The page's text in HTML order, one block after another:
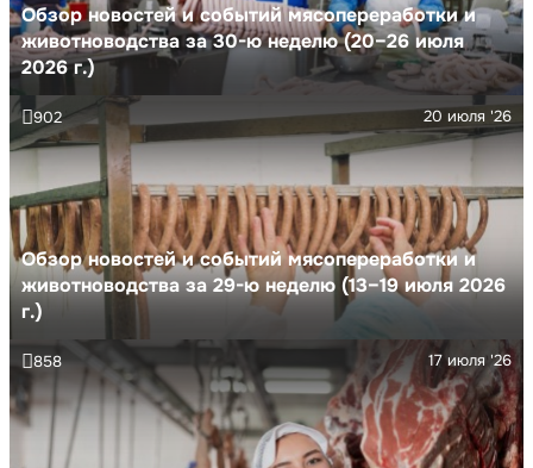
Обзор новостей и событий мясопереработки и
животноводства за 30-ю неделю (20–26 июля
2026 г.)
Обзор новостей и событий мясопереработки и
животноводства за 29-ю неделю (13–19 июля 2026
г.)
20 июля '26
902
17 июля '26
858